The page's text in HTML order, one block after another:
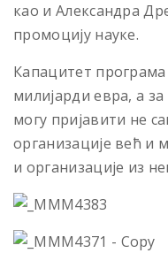
као и Александра
промоцију науке.
Капацитет
милијарди евра, а
могу пријавити не
организације већ и
и организације из